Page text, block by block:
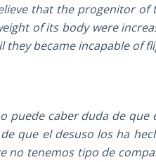
that the progenitor of
of its body were
they became incapable of
puede caber duda de que
que el desuso los ha
no tenemos tipo de